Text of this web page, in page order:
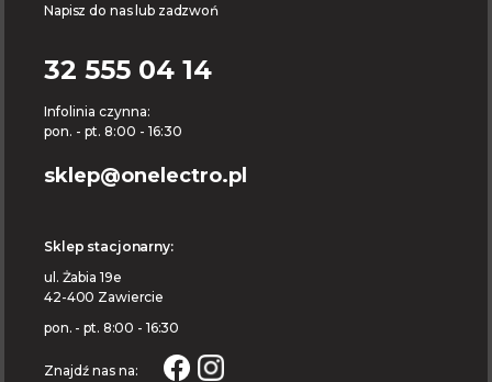
Napisz do nas lub zadzwoń
32 555 04 14
Infolinia czynna:
pon. - pt. 8:00 - 16:30
sklep@onelectro.pl
Sklep stacjonarny:
ul. Żabia 19e
42-400 Zawiercie
pon. - pt. 8:00 - 16:30
Znajdź nas na: